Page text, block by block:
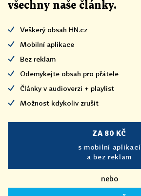
všechny naše články.
Veškerý obsah HN.cz
Mobilní aplikace
Bez reklam
Odemykejte obsah pro přátele
Články v audioverzi + playlist
Možnost kdykoliv zrušit
ZA 80 KČ
s mobilní aplikací
a bez reklam
nebo